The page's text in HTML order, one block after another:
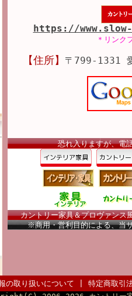
https://
＊リンク
【住所】 〒799-1331
恐れ入りますが、電
カントリー家具＆プロヴァン
※商用・営利目的による、当
の取り扱いについて
特定商取引